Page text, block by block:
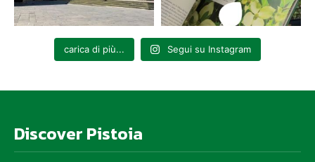
carica di più... Segui su Instagram
Discover Pistoia